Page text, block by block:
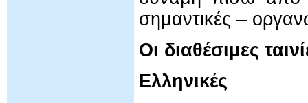
σημαντικές –
Οι διαθέσιμες
Ελληνικές